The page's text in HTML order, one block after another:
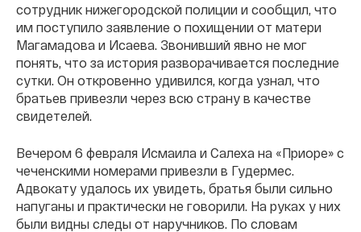
сотрудник нижегородской полиции и сообщил, что
им поступило заявление о похищении от матери
Магамадова и Исаева. Звонивший явно не мог
понять, что за история разворачивается последние
сутки. Он откровенно удивился, когда узнал, что
братьев привезли через всю страну в качестве
свидетелей.
Вечером 6 февраля Исмаила и Салеха на «Приоре» с
чеченскими номерами привезли в Гудермес.
Адвокату удалось их увидеть, братья были сильно
напуганы и практически не говорили. На руках у них
были видны следы от наручников. По словам